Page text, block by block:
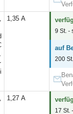
1,35 А
9 St. -
auf
200
1,27 А
17 St.